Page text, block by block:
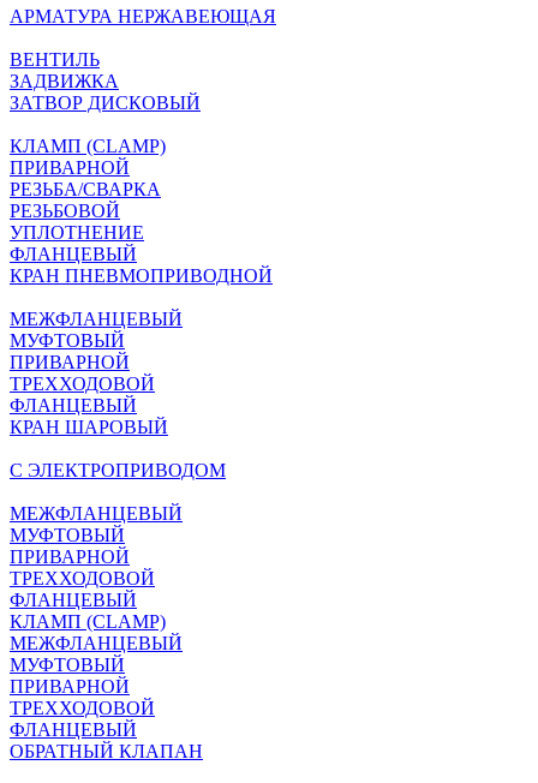
АРМАТУРА НЕРЖАВЕЮЩАЯ
ВЕНТИЛЬ
ЗАДВИЖКА
ЗАТВОР ДИСКОВЫЙ
КЛАМП (CLAMP)
ПРИВАРНОЙ
РЕЗЬБА/СВАРКА
РЕЗЬБОВОЙ
УПЛОТНЕНИЕ
ФЛАНЦЕВЫЙ
КРАН ПНЕВМОПРИВОДНОЙ
МЕЖФЛАНЦЕВЫЙ
МУФТОВЫЙ
ПРИВАРНОЙ
ТРЕХХОДОВОЙ
ФЛАНЦЕВЫЙ
КРАН ШАРОВЫЙ
C ЭЛЕКТРОПРИВОДОМ
МЕЖФЛАНЦЕВЫЙ
МУФТОВЫЙ
ПРИВАРНОЙ
ТРЕХХОДОВОЙ
ФЛАНЦЕВЫЙ
КЛАМП (CLAMP)
МЕЖФЛАНЦЕВЫЙ
МУФТОВЫЙ
ПРИВАРНОЙ
ТРЕХХОДОВОЙ
ФЛАНЦЕВЫЙ
ОБРАТНЫЙ КЛАПАН